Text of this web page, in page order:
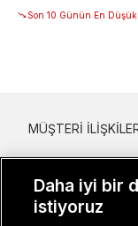
Son 10 Günün En Düşük
MÜŞTERI
KADIN
Daha iyi bir
istiyoruz